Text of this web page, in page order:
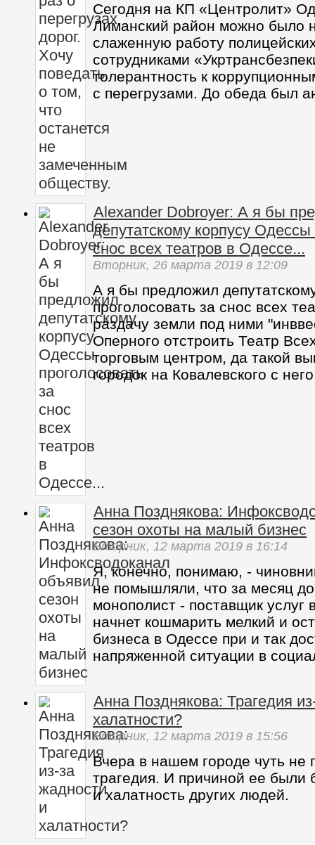
Сегодня на КП «Центролит»
Лиманский район можно было
слаженную работу
сотрудниками
толерантность к
с перегрузами. До обеда был
Alexander Dobroyer: А я бы
депутатскому корпусу Одессы
снос всех театров в Одессе...
Вторник, 26 марта 2019 в 12:09
А я бы предложил
проголосовать за снос всех
раздачу земли под ними
Оперного отстроить Театр
торговым центром, да такой
городок на Ковалевского с
Анна Позднякова:
сезон охоты на малый бизнес
Вторник, 12 марта 2019 в 16:14
Я, конечно, понимаю, -
не помышляли, что за месяц
монополист - поставщик услуг
начнет кошмарить мелкий и
бизнеса в Одессе при и так
напряженной ситуации в
Анна Позднякова: Трагедия
халатности?
Вторник, 12 марта 2019 в 15:56
Вчера в нашем городе чуть не
трагедия. И причиной ее были
и халатность других людей.